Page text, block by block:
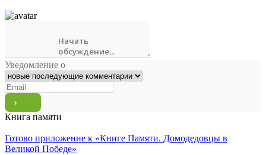
Уведомление о
Книга памяти
Готово приложение к «Книге Памяти. Домодедовцы в
Великой Победе»